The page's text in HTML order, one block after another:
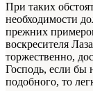
При таких
необходимости
прежних
воскресителя
торжественно,
Господь, если бы
подобного, то